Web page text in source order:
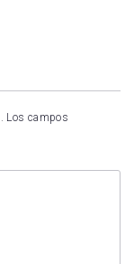
Los campos